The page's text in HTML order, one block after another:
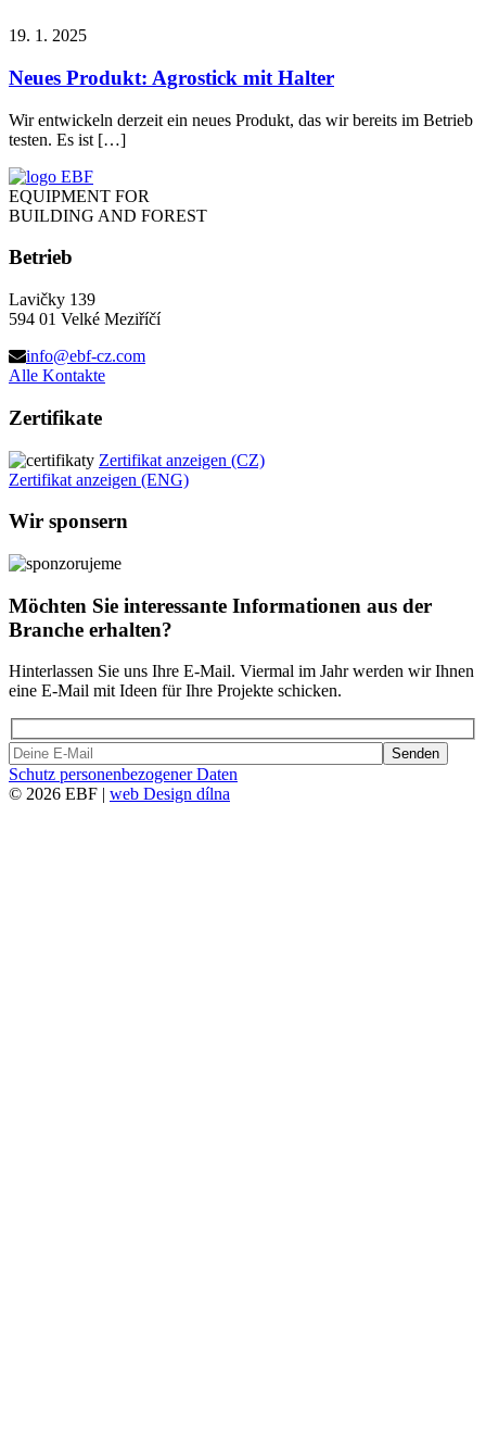
19. 1. 2025
Neues Produkt: Agrostick mit Halter
Wir entwickeln derzeit ein neues Produkt, das wir bereits im Betrieb
testen. Es ist […]
EQUIPMENT FOR
BUILDING AND FOREST
Betrieb
Lavičky 139
594 01 Velké Meziříčí
info@ebf-cz.com
Alle Kontakte
Zertifikate
Zertifikat anzeigen (CZ)
Zertifikat anzeigen (ENG)
Wir sponsern
Möchten Sie interessante Informationen aus der
Branche erhalten?
Hinterlassen Sie uns Ihre E-Mail. Viermal im Jahr werden wir Ihnen
eine E-Mail mit Ideen für Ihre Projekte schicken.
Bitte
lasse
dieses
Schutz personenbezogener Daten
© 2026 EBF | web Design dílna